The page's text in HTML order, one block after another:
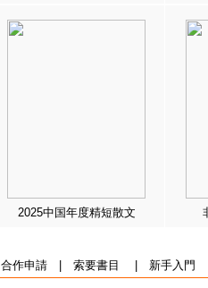
2025中国年度精短散文
合作申請| 索要書目 新手入門